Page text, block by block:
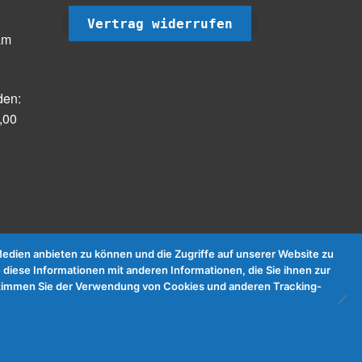
Vertrag widerrufen
anbieten zu können und die Zugriffe auf unserer Website zu
Informationen mit anderen Informationen, die Sie ihnen zur
Sie der Verwendung von Cookies und anderen Tracking-